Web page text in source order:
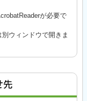
が必要で
別ウィンドウで開きま